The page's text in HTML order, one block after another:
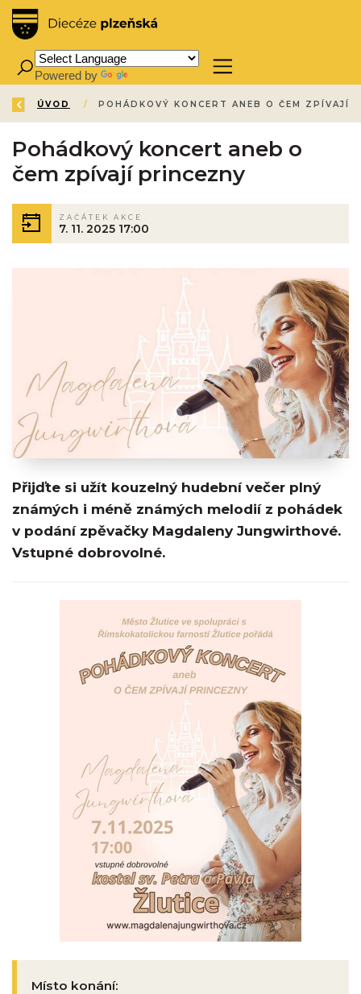
Powered by
ZPĚT
ÚVOD /
Pohádkový koncert aneb o
čem zpívají princezny
ZAČÁTEK AKCE
7. 11. 2025 17:00
Přijďte si užít kouzelný hudební večer plný
známých i méně známých melodií z pohádek
v podání zpěvačky Magdaleny Jungwirthové.
Vstupné dobrovolné.
Místo konání: